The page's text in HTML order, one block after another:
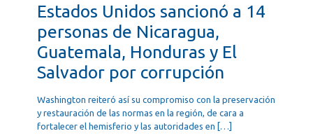
Estados Unidos sancionó a 14
personas de Nicaragua,
Guatemala, Honduras y El
Salvador por corrupción
Washington reiteró así su compromiso con la preservación
y restauración de las normas en la región, de cara a
fortalecer el hemisferio y las autoridades en […]